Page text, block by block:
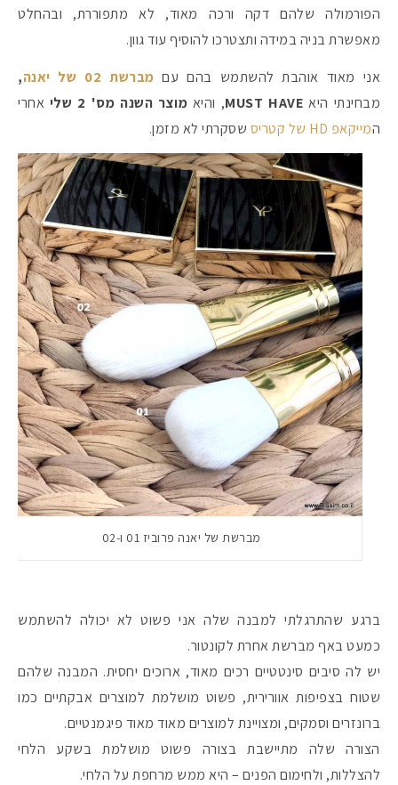
הפורמולה שלהם דקה ורכה מאוד, לא מתפוררת, ובהחלט
מאפשרת בניה במידה ותצטרכו להוסיף עוד גוון.
אני מאוד אוהבת להשתמש בהם עם מברשת 02 של יאנה
,
מבחינתי היא MUST HAVE, והיא מוצר השנה מס' 2 שלי
אחרי
המייקאפ HD של קטריס שסקרתי לא מזמן.
מברשת של יאנה פרוביז 01 ו-02
ברגע שהתרגלתי למבנה שלה אני פשוט לא יכולה להשתמש
כמעט באף מברשת אחרת לקונטור.
יש לה סיבים סינטטיים רכים מאוד, ארוכים יחסית. המבנה שלהם
שטוח בצפיפות אוורירית, פשוט מושלמת למוצרים אבקתיים כמו
ברונזרים וסמקים, ומצויינת למוצרים מאוד מאוד פיגמנטיים.
הצורה שלה מתיישבת בצורה פשוט מושלמת בשקע הלחי
להצללות, ולחימום הפנים – היא ממש מרחפת על הלחי.